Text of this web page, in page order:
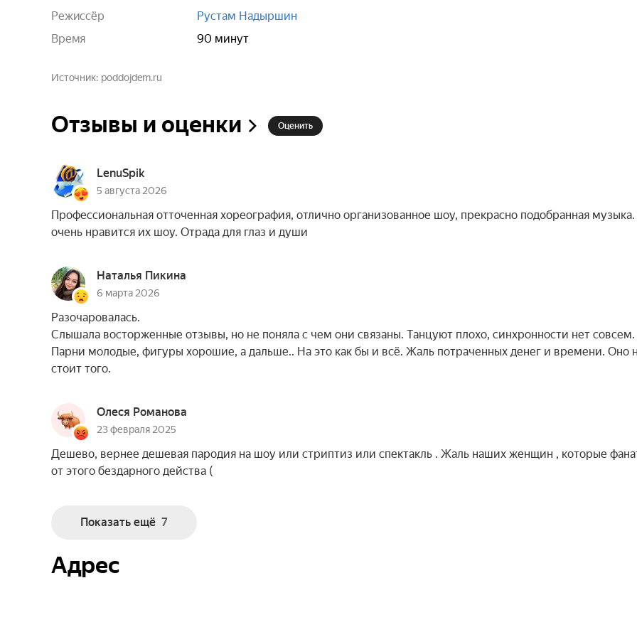
Режиссёр
Рустам Надыршин
Время
90 минут
Источник poddojdem.ru
Отзывы и оценки Оценить
LenuSpik
5 августа 2026
Профессиональная отточенная хореография, отлично организованное шоу, прекрасно подобранная
очень нравится их шоу. Отрада для глаз и души
Наталья Пикина
6 марта 2026
Разочаровалась.
Слышала восторженные отзывы, но не поняла с чем они связаны. Танцуют плохо, синхронности нет совсем.
Парни молодые, фигуры хорошие, а дальше.. На это как бы и всё. Жаль потраченных денег и времени. Оно
стоит того.
Олеся Романова
23 февраля 2025
Дешево, вернее дешевая пародия на шоу или стриптиз или спектакль . Жаль наших женщин , которые
от этого бездарного действа (
Показать ещё 7
Адрес